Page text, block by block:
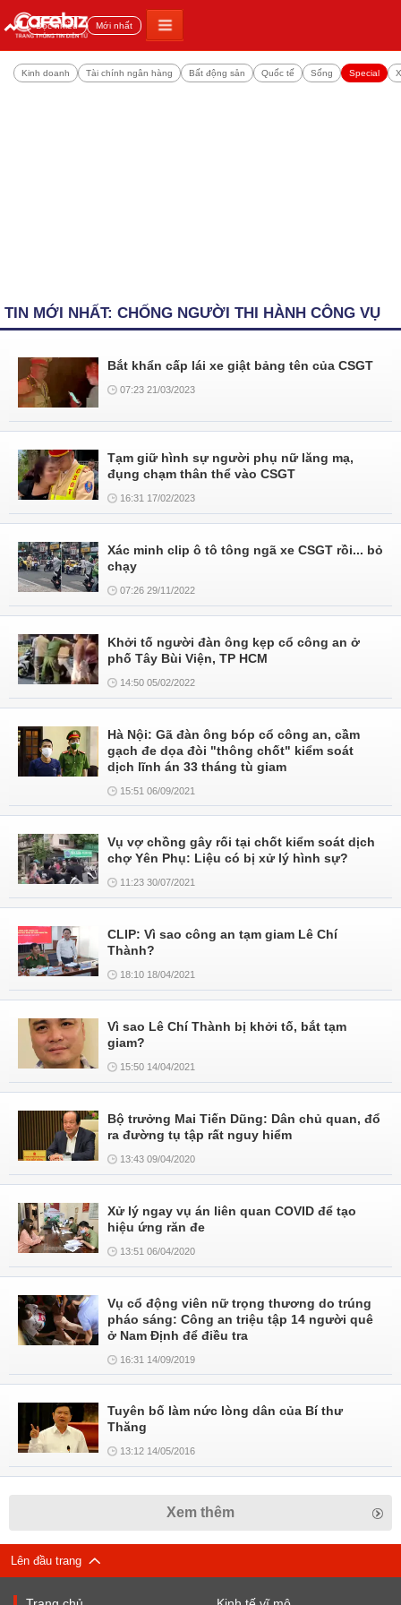
Đọc nhiều Mới nhất
Kinh doanh Tài chính ngân hàng Bất động sản Quốc tế Sống Special
TIN MỚI NHẤT: CHỐNG NGƯỜI THI HÀNH CÔNG VỤ
Bắt khẩn cấp lái xe giật bảng tên của CSGT
07:23 21/03/2023
Tạm giữ hình sự người phụ nữ lăng mạ,
đụng chạm thân thể vào CSGT
16:31 17/02/2023
Xác minh clip ô tô tông ngã xe CSGT rồi... bỏ
chạy
07:26 29/11/2022
Khởi tố người đàn ông kẹp cổ công an ở
phố Tây Bùi Viện, TP HCM
14:50 05/02/2022
Hà Nội: Gã đàn ông bóp cổ công an, cầm
gạch đe dọa đòi "thông chốt" kiểm soát
dịch lĩnh án 33 tháng tù giam
15:51 06/09/2021
Vụ vợ chồng gây rối tại chốt kiểm soát dịch
chợ Yên Phụ: Liệu có bị xử lý hình sự?
11:23 30/07/2021
CLIP: Vì sao công an tạm giam Lê Chí
Thành?
18:10 18/04/2021
Vì sao Lê Chí Thành bị khởi tố, bắt tạm
giam?
15:50 14/04/2021
Bộ trưởng Mai Tiến Dũng: Dân chủ quan, đổ
ra đường tụ tập rất nguy hiểm
13:43 09/04/2020
Xử lý ngay vụ án liên quan COVID để tạo
hiệu ứng răn đe
13:51 06/04/2020
Vụ cổ động viên nữ trọng thương do trúng
pháo sáng: Công an triệu tập 14 người quê
ở Nam Định để điều tra
16:31 14/09/2019
Tuyên bố làm nức lòng dân của Bí thư
Thăng
13:12 14/05/2016
Xem thêm
Lên đầu trang